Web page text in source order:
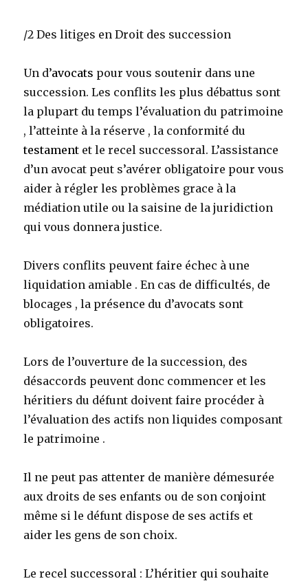
/2 Des litiges en Droit des succession
Un d’avocats pour vous soutenir dans une
succession. Les conflits les plus débattus sont
la plupart du temps l’évaluation du patrimoine
, l’atteinte à la réserve , la conformité du
testament et le recel successoral. L’assistance
d’un avocat peut s’avérer obligatoire pour vous
aider à régler les problèmes grace à la
médiation utile ou la saisine de la juridiction
qui vous donnera justice.
Divers conflits peuvent faire échec à une
liquidation amiable . En cas de difficultés, de
blocages , la présence du d’avocats sont
obligatoires.
Lors de l’ouverture de la succession, des
désaccords peuvent donc commencer et les
héritiers du défunt doivent faire procéder à
l’évaluation des actifs non liquides composant
le patrimoine .
Il ne peut pas attenter de manière démesurée
aux droits de ses enfants ou de son conjoint
même si le défunt dispose de ses actifs et
aider les gens de son choix.
Le recel successoral : L’héritier qui souhaite